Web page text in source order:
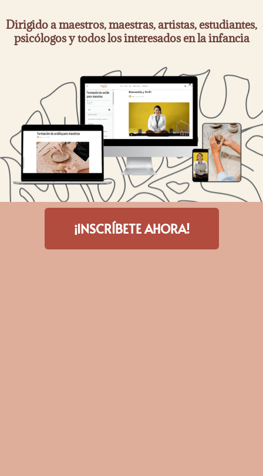
Dirigido a maestros, maestras, artistas, estudiantes,
psicólogos y todos los interesados en la infancia
¡INSCRÍBETE AHORA!